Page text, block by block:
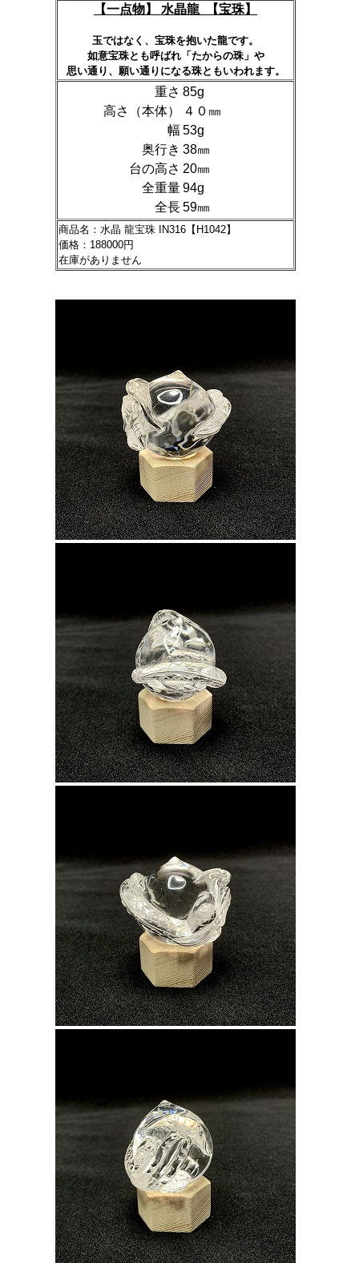
【一点物】 水晶龍 【宝珠】
玉ではなく、宝珠を抱いた龍です。
如意宝珠とも呼ばれ「たからの珠」や
思い通り、願い通りになる珠ともいわれます。
重さ 85g
高さ（本体）
４０㎜
幅 53g
奥行き 38㎜
台の高さ 20㎜
全重量94g
全長59㎜
商品名：水晶 龍宝珠 IN316【H1042】
価格：188000円
在庫がありません